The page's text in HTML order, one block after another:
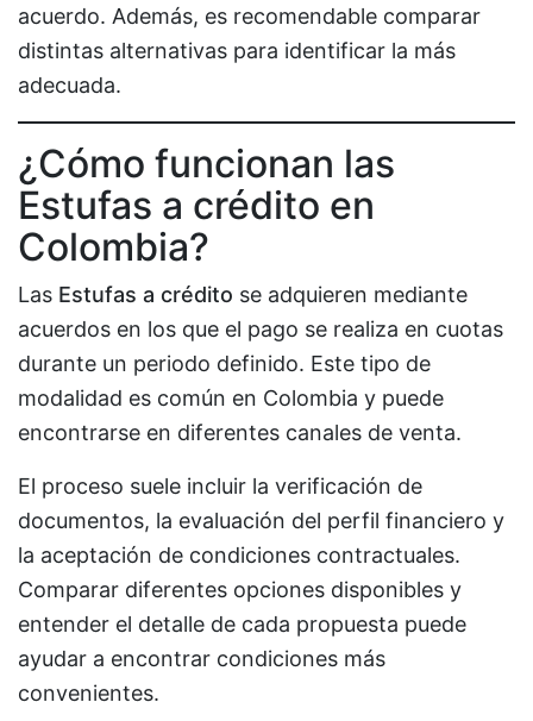
acuerdo. Además, es recomendable comparar
distintas alternativas para identificar la más
adecuada.
¿Cómo funcionan las
Estufas a crédito en
Colombia?
Las Estufas a crédito se adquieren mediante
acuerdos en los que el pago se realiza en cuotas
durante un periodo definido. Este tipo de
modalidad es común en Colombia y puede
encontrarse en diferentes canales de venta.
El proceso suele incluir la verificación de
documentos, la evaluación del perfil financiero y
la aceptación de condiciones contractuales.
Comparar diferentes opciones disponibles y
entender el detalle de cada propuesta puede
ayudar a encontrar condiciones más
convenientes.